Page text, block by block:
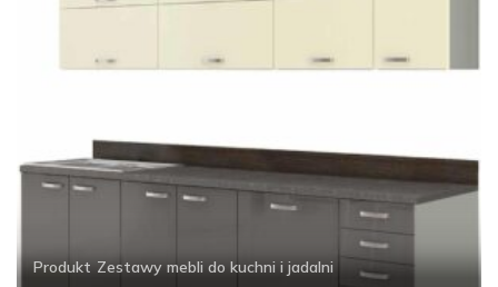
Produkt Zestawy mebli do kuchni i jadalni